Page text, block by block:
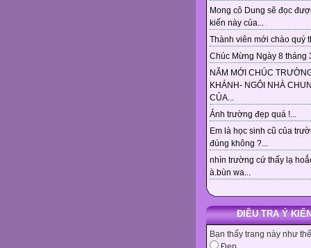
Mong cô Dung sẽ đọc
kiến này của...
Thành viên mới chào quý
Chúc Mừng Ngày 8 tháng
NĂM MỚI CHÚC
KHÁNH- NGÔI NHÀ
CỦA...
Ảnh trường đẹp quá !...
Em là học sinh cũ của
đúng không ?...
nhìn trường cứ thấy lạ
à.bùn wa...
ĐIỀU TRA Ý KIẾN
Bạn thấy trang này như